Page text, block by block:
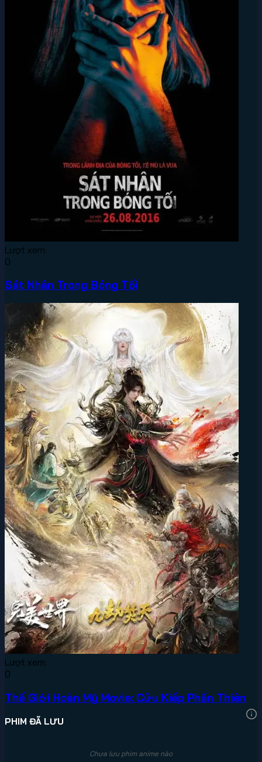
Lượt xem:
0
Sát Nhân Trong Bóng Tối
Lượt xem:
0
Thế Giới Hoàn Mỹ Movie: Cửu Kiếp Phần Thiên
PHIM ĐÃ LƯU
Chưa lưu phim anime nào